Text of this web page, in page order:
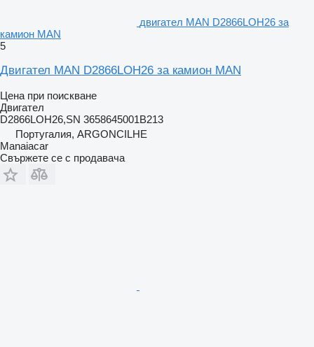
двигател MAN D2866LOH26 за
камион MAN
5
Двигател MAN D2866LOH26 за камион MAN
Цена при поискване
Двигател
D2866LOH26,SN 3658645001B213
Португалия, ARGONCILHE
Manaiacar
Свържете се с продавача